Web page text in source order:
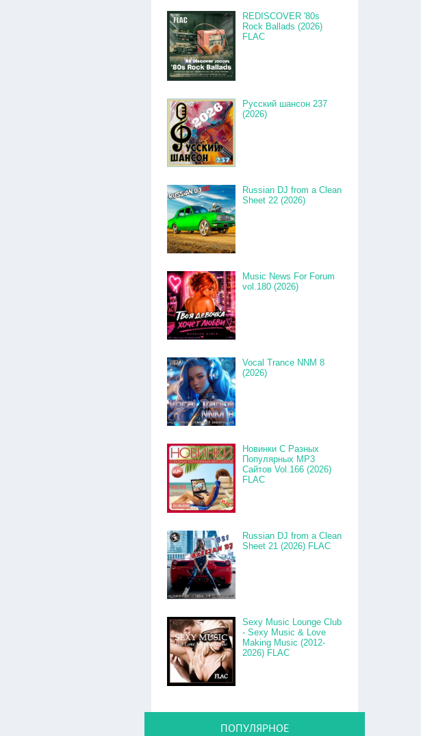
REDISCOVER '80s
Rock Ballads (2026)
FLAC
Русский шансон 237
(2026)
Russian DJ from a Clean
Sheet 22 (2026)
Music News For Forum
vol.180 (2026)
Vocal Trance NNM 8
(2026)
Новинки С Разных
Популярных MP3
Сайтов Vol.166 (2026)
FLAC
Russian DJ from a Clean
Sheet 21 (2026) FLAC
Sexy Music Lounge Club
- Sexy Music & Love
Making Music (2012-
2026) FLAC
ПОПУЛЯРНОЕ